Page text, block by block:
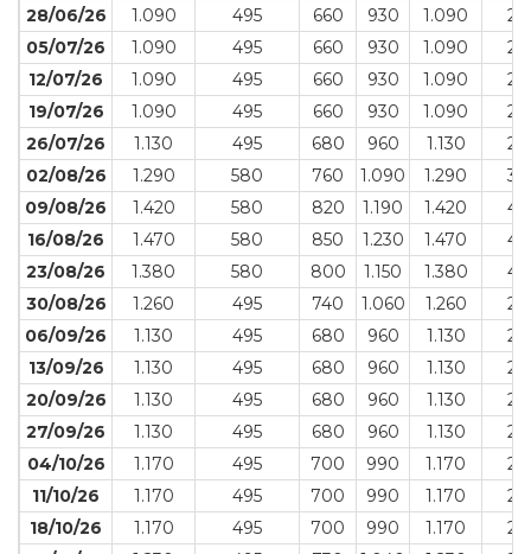
28/06/26
1.090 495 660 930 1.090
05/07/26
1.090 495 660 930 1.090
12/07/26
1.090 495 660 930 1.090
19/07/26
1.090 495 660 930 1.090
26/07/26
1.130 495 680 960 1.130
02/08/26
1.290 580 760 1.090 1.290
09/08/26
1.420 580 820 1.190 1.420
16/08/26
1.470 580 850 1.230 1.470
23/08/26
1.380 580 800 1.150 1.380
30/08/26
1.260 495 740 1.060 1.260
06/09/26
1.130 495 680 960 1.130
13/09/26
1.130 495 680 960 1.130
20/09/26
1.130 495 680 960 1.130
27/09/26
1.130 495 680 960 1.130
04/10/26
1.170 495 700 990 1.170
11/10/26
1.170 495 700 990 1.170
18/10/26
1.170 495 700 990 1.170